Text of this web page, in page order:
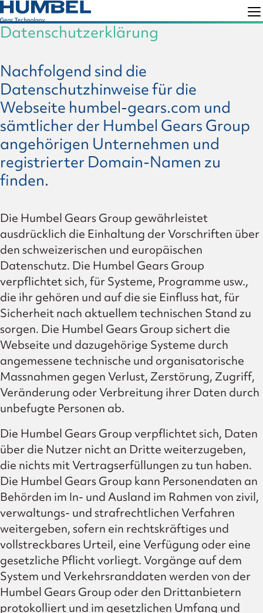
Skip
to
navigation
Skip
to
content
Humbel
Technology
Datenschutzerklärung
Nachfolgend sind die
Datenschutzhinweise für die
Webseite humbel-gears.com und
sämtlicher der Humbel Gears Group
angehörigen Unternehmen und
registrierter Domain-Namen zu
finden.
Die Humbel Gears Group gewährleistet
ausdrücklich die Einhaltung der Vorschriften über
den schweizerischen und europäischen
Datenschutz. Die Humbel Gears Group
verpflichtet sich, für Systeme, Programme usw.,
die ihr gehören und auf die sie Einfluss hat, für
Sicherheit nach aktuellem technischen Stand zu
sorgen. Die Humbel Gears Group sichert die
Webseite und dazugehörige Systeme durch
angemessene technische und organisatorische
Massnahmen gegen Verlust, Zerstörung, Zugriff,
Veränderung oder Verbreitung ihrer Daten durch
unbefugte Personen ab.
Die Humbel Gears Group verpflichtet sich, Daten
über die Nutzer nicht an Dritte weiterzugeben,
die nichts mit Vertragserfüllungen zu tun haben.
Die Humbel Gears Group kann Personendaten an
Behörden im In- und Ausland im Rahmen von zivil,
verwaltungs- und strafrechtlichen Verfahren
weitergeben, sofern ein rechtskräftiges und
vollstreckbares Urteil, eine Verfügung oder eine
gesetzliche Pflicht vorliegt. Vorgänge auf dem
System und Verkehrsranddaten werden von der
Humbel Gears Group oder den Drittanbietern
protokolliert und im gesetzlichen Umfang und